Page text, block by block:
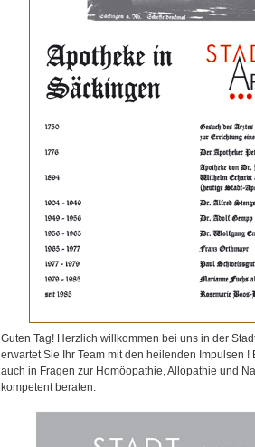
Guten Tag! Herzlich willkommen bei uns in der
erwartet Sie Ihr Team mit den heilenden Impulsen !
auch in Fragen zur Homöopathie, Allopathie und
kompetent beraten.